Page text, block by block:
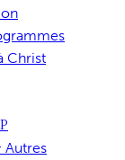
Christ
Autres